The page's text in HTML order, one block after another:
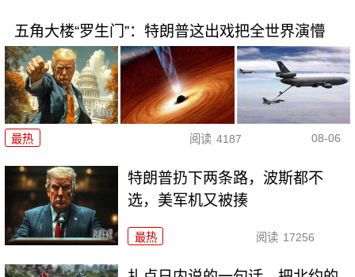
五角大楼“罗生门”：特朗普这出戏把全世界演懵
最热 阅读 4187 08-06
特朗普扔下两条路，波斯都不
选，美军机又被揍
最热 阅读 17256